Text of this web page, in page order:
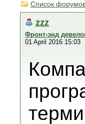
Список
zzz
Фронт-энд
01 April 2016 15:03